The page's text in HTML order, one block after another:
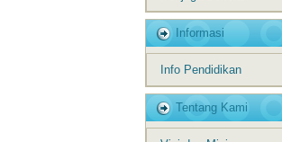
Informasi
Info Pendidikan
Tentang Kami